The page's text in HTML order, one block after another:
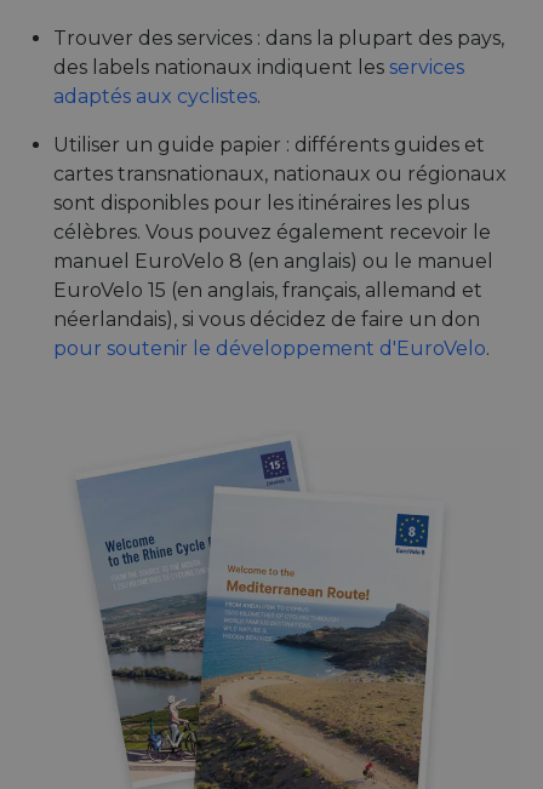
Trouver des services : dans la plupart des pays,
des labels nationaux indiquent les services
adaptés aux cyclistes.
Utiliser un guide papier : différents guides et
cartes transnationaux, nationaux ou régionaux
sont disponibles pour les itinéraires les plus
célèbres. Vous pouvez également recevoir le
manuel EuroVelo 8 (en anglais) ou le manuel
EuroVelo 15 (en anglais, français, allemand et
néerlandais), si vous décidez de faire un don
pour soutenir le développement d'EuroVelo.